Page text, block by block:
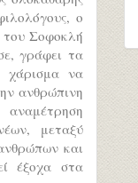
ο
του Σοφοκλή
γράφει τα
χάρισμα να
ανθρώπινη
αναμέτρηση
μεταξύ
και
έξοχα στα